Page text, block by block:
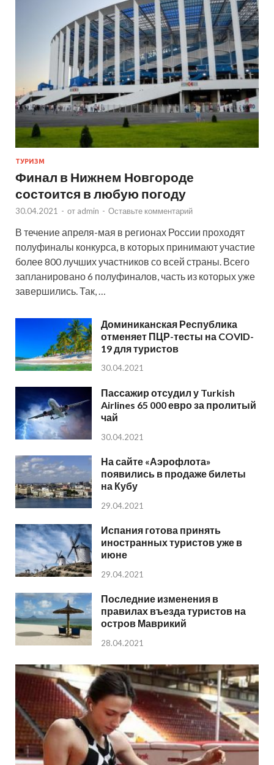
ТУРИЗМ
Финал в Нижнем Новгороде
состоится в любую погоду
30.04.2021 - от admin - Оставьте комментарий
В течение апреля-мая в регионах России проходят
полуфиналы конкурса, в которых принимают участие
более 800 лучших участников со всей страны. Всего
запланировано 6 полуфиналов, часть из которых уже
завершились. Так, …
Доминиканская Республика
отменяет ПЦР-тесты на COVID-
19 для туристов
30.04.2021
Пассажир отсудил у Turkish
Airlines 65 000 евро за пролитый
чай
30.04.2021
На сайте «Аэрофлота»
появились в продаже билеты
на Кубу
29.04.2021
Испания готова принять
иностранных туристов уже в
июне
29.04.2021
Последние изменения в
правилах въезда туристов на
остров Маврикий
28.04.2021